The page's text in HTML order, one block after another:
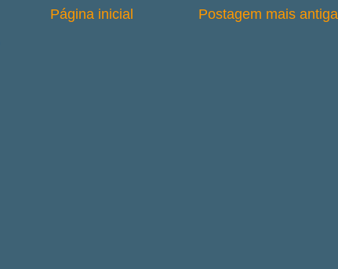
Postagem mais antiga
Página inicial